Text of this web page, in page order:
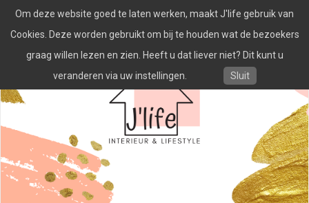
naar
inhoud
Om deze website goed te laten werken, maakt J'life gebruik van
Cookies. Deze worden gebruikt om bij te houden wat de bezoekers
graag willen lezen en zien. Heeft u dat liever niet? Dit kunt u
veranderen via uw instellingen.
Sluit